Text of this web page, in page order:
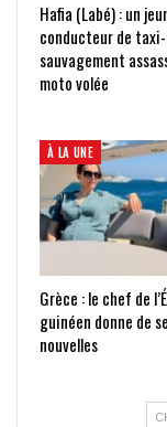
Hafia (Labé) : un
conducteur de
sauvagement
moto volée
À LA UNE
Grèce : le chef de
guinéen donne de
nouvelles